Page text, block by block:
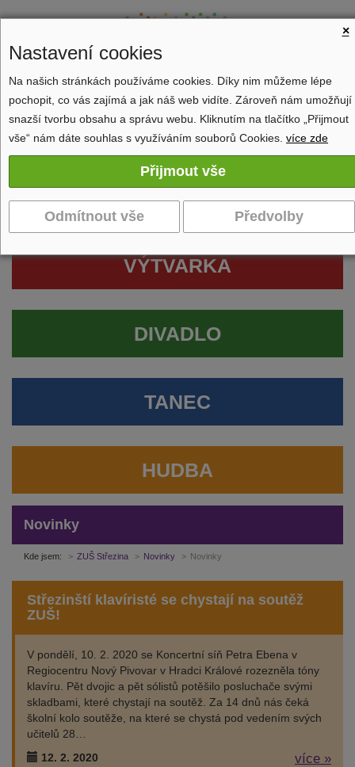
Zobrazit navigaci
VÝTVARKA
DIVADLO
TANEC
HUDBA
Novinky
Kde jsem: ZUŠ Střezina Novinky Novinky
Střezinští klavíristé se chystají na soutěž
ZUŠ!
V pondělí, 10. 2. 2020 se Koncertní síň Petra Ebena v
Regiocentru Nový Pivovar v Hradci Králové rozezněla tóny
klavíru. Pět dvojic a pět sólistů potěšilo posluchače svými
skladbami, které chystají na soutěž. Za 14 dnů nás čeká
školní kolo soutěže, na které se chystá pod vedením svých
učitelů 28…
12. 2. 2020
více »
×
Nastavení cookies
Na našich stránkách používáme cookies. Díky nim můžeme lépe
pochopit, co vás zajímá a jak náš web vidíte. Zároveň nám umožňují
snazší tvorbu obsahu a správu webu. Kliknutím na tlačítko „Přijmout
vše“ nám dáte souhlas s využíváním souborů Cookies. více zde